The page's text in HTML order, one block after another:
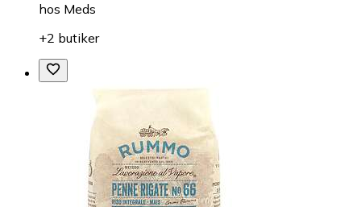
hos Meds
+2 butiker